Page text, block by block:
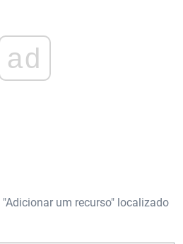
ad
um recurso" localizado